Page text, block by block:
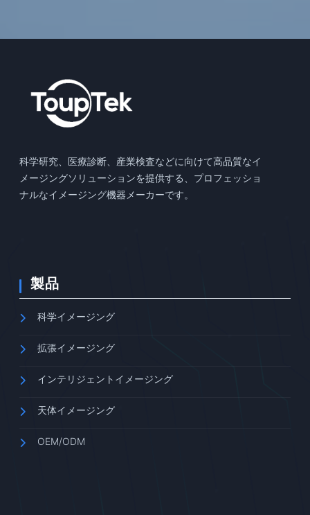
科学研究、医療診断、産業検査などに向けて高品質なイ
メージングソリューションを提供する、プロフェッショ
ナルなイメージング機器メーカーです。
製品
科学イメージング
拡張イメージング
インテリジェントイメージング
天体イメージング
OEM/ODM